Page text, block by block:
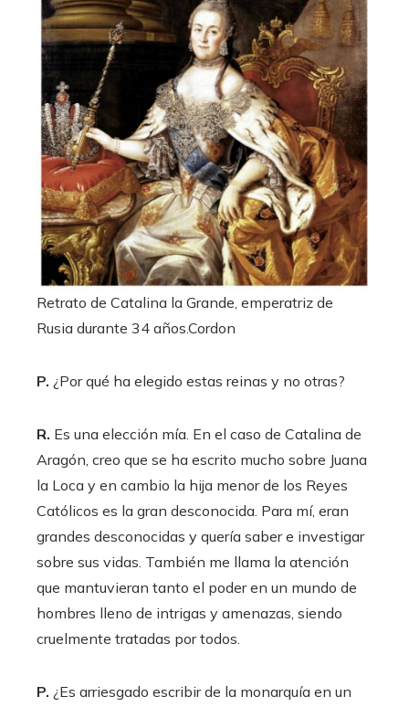
Retrato de Catalina la Grande, emperatriz de
Rusia durante 34 años.Cordon
P. ¿Por qué ha elegido estas reinas y no otras?
R. Es una elección mía. En el caso de Catalina de
Aragón, creo que se ha escrito mucho sobre Juana
la Loca y en cambio la hija menor de los Reyes
Católicos es la gran desconocida. Para mí, eran
grandes desconocidas y quería saber e investigar
sobre sus vidas. También me llama la atención
que mantuvieran tanto el poder en un mundo de
hombres lleno de intrigas y amenazas, siendo
cruelmente tratadas por todos.
P. ¿Es arriesgado escribir de la monarquía en un